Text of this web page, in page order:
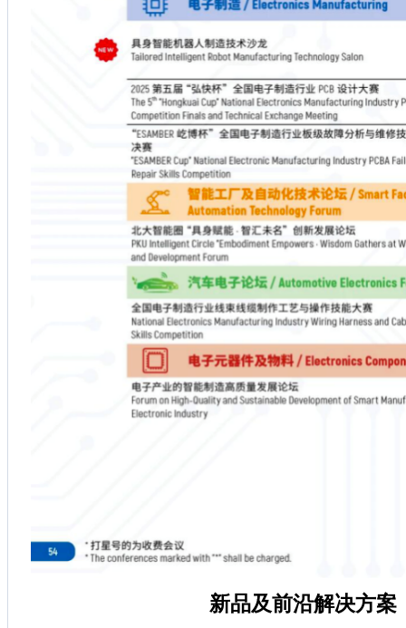
新品及前沿解决方案